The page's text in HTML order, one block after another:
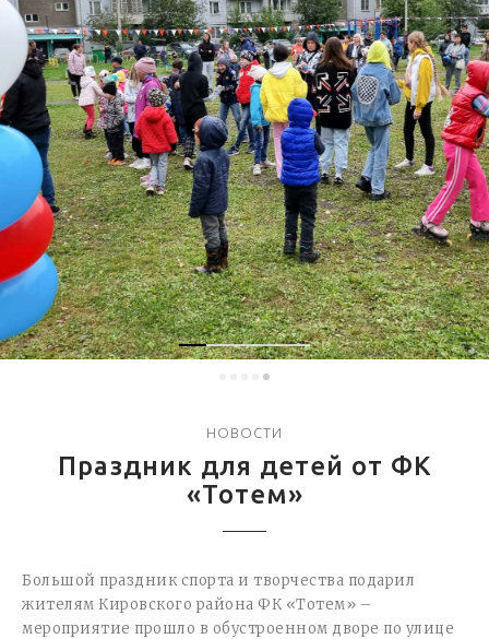
НОВОСТИ
Праздник для детей от ФК
«Тотем»
Большой праздник спорта и творчества подарил
жителям Кировского района ФК «Тотем» –
мероприятие прошло в обустроенном дворе по улице